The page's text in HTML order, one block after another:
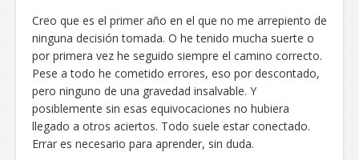
Creo que es el primer año en el que no me arrepiento de
ninguna decisión tomada. O he tenido mucha suerte o
por primera vez he seguido siempre el camino correcto.
Pese a todo he cometido errores, eso por descontado,
pero ninguno de una gravedad insalvable. Y
posiblemente sin esas equivocaciones no hubiera
llegado a otros aciertos. Todo suele estar conectado.
Errar es necesario para aprender, sin duda.